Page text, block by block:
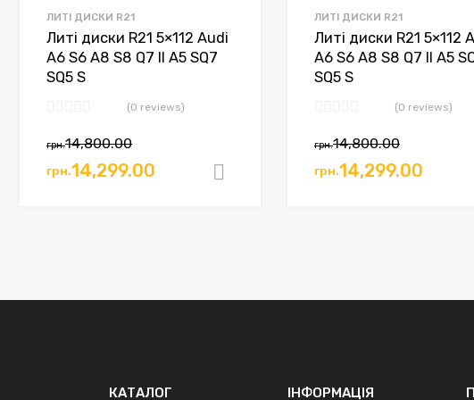
Додати в кошик
ЛИТІ ДИСКИ R21
Литі диски R21 5×112 Audi
A6 S6 A8 S8 Q7 II A5 SQ7
SQ5 S
(0 reviews)
грн.14,800.00
грн.14,299.00 Додати в кошик
ЛИТІ ДИСКИ R21
Литі диски R21 5×112
A6 S6 A8 S8 Q7 II A5
SQ5 S
(0 reviews)
грн.14,800.00
грн.14,299.00
КАТАЛОГ ІНФОРМАЦІЯ